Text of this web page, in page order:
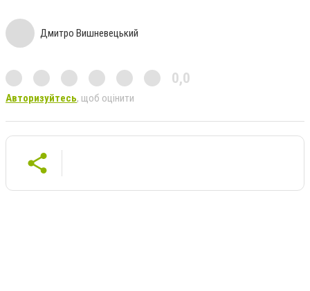
Дмитро Вишневецький
0,0
Авторизуйтесь, щоб оцінити